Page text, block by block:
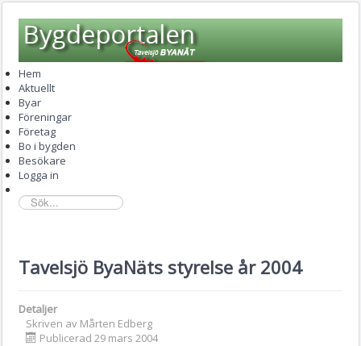
Hem
Aktuellt
Byar
Föreningar
Företag
Bo i bygden
Besökare
Logga in
sök...
Tavelsjö ByaNäts styrelse år 2004
Detaljer
Skriven av Mårten Edberg
Publicerad 29 mars 2004